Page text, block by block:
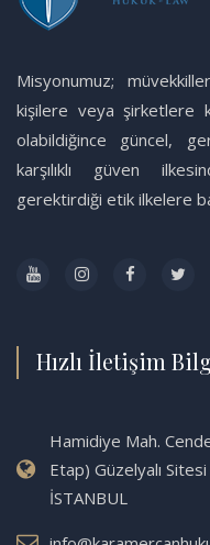
Misyonumuz;
kişilere veya şirketlere
olabildiğince güncel,
karşılıklı güven
gerektirdiği etik ilkelere
Hızlı İletişim
Hamidiye Mah.
Etap) Güzelyalı
İSTANBUL